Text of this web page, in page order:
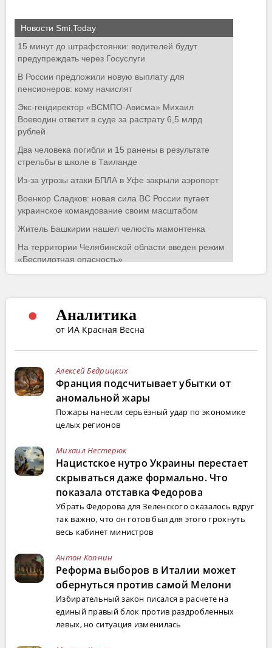
Аналитика
от ИА Красная Весна
Алексей Бедрицких
Франция подсчитывает убытки от
аномальной жары
Пожары нанесли серьёзный удар по экономике
целых регионов
Михаил Нестерюк
Нацистское нутро Украины перестает
скрываться даже формально. Что
показала отставка Федорова
Убрать Федорова для Зеленского оказалось вдруг
так важно, что он готов был для этого грохнуть
весь кабинет министров
Антон Копнин
Реформа выборов в Италии может
обернуться против самой Мелони
Избирательный закон писался в расчете на
единый правый блок против раздробленных
левых, но ситуация изменилась